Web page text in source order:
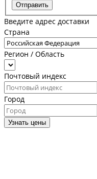
Отправить
Введите адрес доставки
Страна
Регион / Область
Почтовый индекс
Город
Узнать цены